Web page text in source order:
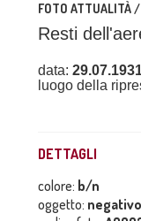
FOTO ATTUALITÀ /
Resti
data:
luogo della
DETTAGLI
colore: b/n
oggetto: negativo